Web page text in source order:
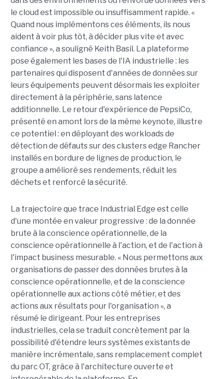
le cloud est impossible ou insuffisamment rapide. «
Quand nous implémentons ces éléments, ils nous
aident à voir plus tôt, à décider plus vite et avec
confiance », a souligné Keith Basil. La plateforme
pose également les bases de l'IA industrielle : les
partenaires qui disposent d'années de données sur
leurs équipements peuvent désormais les exploiter
directement à la périphérie, sans latence
additionnelle. Le retour d'expérience de PepsiCo,
présenté en amont lors de la même keynote, illustre
ce potentiel : en déployant des workloads de
détection de défauts sur des clusters edge Rancher
installés en bordure de lignes de production, le
groupe a amélioré ses rendements, réduit les
déchets et renforcé la sécurité.
La trajectoire que trace Industrial Edge est celle
d'une montée en valeur progressive : de la donnée
brute à la conscience opérationnelle, de la
conscience opérationnelle à l'action, et de l'action à
l'impact business mesurable. « Nous permettons aux
organisations de passer des données brutes à la
conscience opérationnelle, et de la conscience
opérationnelle aux actions côté métier, et des
actions aux résultats pour l'organisation », a
résumé le dirigeant. Pour les entreprises
industrielles, cela se traduit concrètement par la
possibilité d'étendre leurs systèmes existants de
manière incrémentale, sans remplacement complet
du parc OT, grâce à l'architecture ouverte et